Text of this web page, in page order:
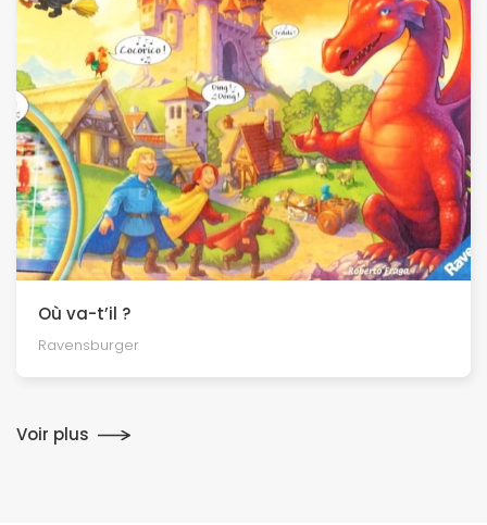
Où va-t’il ?
Ravensburger
Voir plus